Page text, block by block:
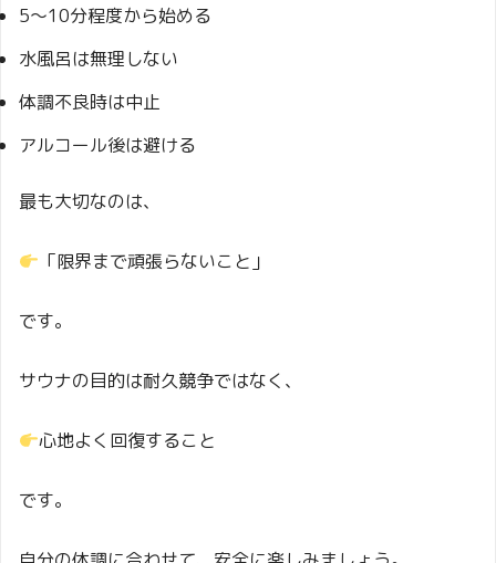
5〜10分程度から始める
水風呂は無理しない
体調不良時は中止
アルコール後は避ける
最も大切なのは、
「限界まで頑張らないこと」
です。
サウナの目的は耐久競争ではなく、
心地よく回復すること
です。